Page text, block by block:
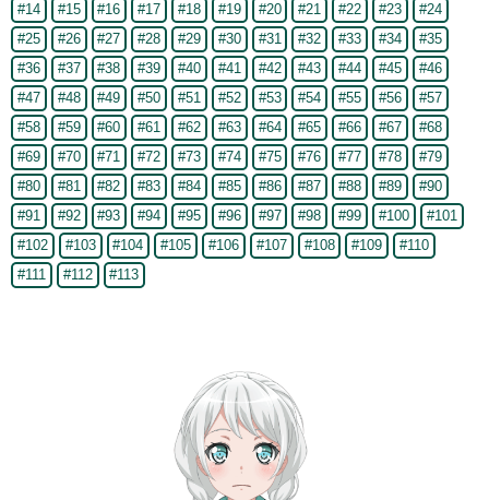
#14
#15 #16 #17 #18 #19 #20 #21 #22 #23
#24
#25
#26 #27 #28 #29 #30 #31 #32 #33 #34
#35
#36
#37 #38 #39 #40 #41 #42 #43 #44 #45
#46
#47
#48 #49 #50 #51 #52 #53 #54 #55 #56
#57
#58
#59 #60 #61 #62 #63 #64 #65 #66 #67
#68
#69
#70 #71 #72 #73 #74 #75 #76 #77 #78
#79
#80
#81 #82 #83 #84 #85 #86 #87 #88 #89
#90
#91
#92 #93 #94 #95 #96 #97 #98 #99 #100
#101
#102
#103 #104 #105 #106 #107 #108 #109
#110
#111
#112 #113